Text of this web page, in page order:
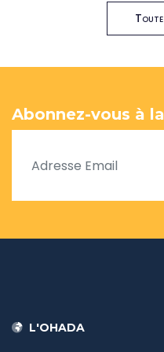
Abonnez-vous à
L'OHADA